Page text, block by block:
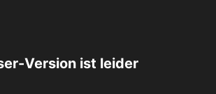
Version ist leider